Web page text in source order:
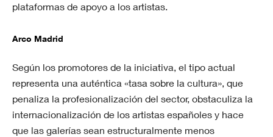
plataformas de apoyo a los artistas.
Arco Madrid
Según los promotores de la iniciativa, el tipo actual
representa una auténtica «tasa sobre la cultura», que
penaliza la profesionalización del sector, obstaculiza la
internacionalización de los artistas españoles y hace
que las galerías sean estructuralmente menos